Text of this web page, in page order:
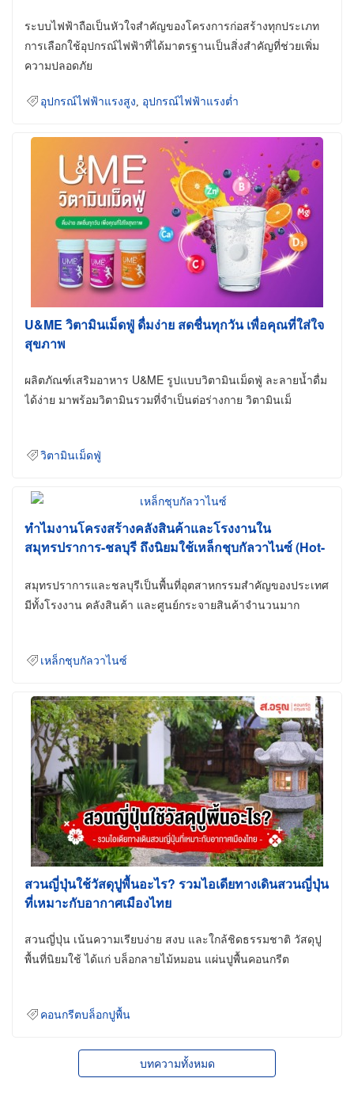
ระบบไฟฟ้าถือเป็นหัวใจสำคัญของโครงการก่อสร้างทุกประเภท
การเลือกใช้อุปกรณ์ไฟฟ้าที่ได้มาตรฐานเป็นสิ่งสำคัญที่ช่วยเพิ่ม
ความปลอดภัย
อุปกรณ์ไฟฟ้าแรงสูง อุปกรณ์ไฟฟ้าแรงต่ำ
U&ME วิตามินเม็ดฟู่ ดื่มง่าย สดชื่นทุกวัน เพื่อคุณที่ใส่ใจ
สุขภาพ
ผลิตภัณฑ์เสริมอาหาร U&ME รูปแบบวิตามินเม็ดฟู่ ละลายน้ำดื่ม
ได้ง่าย มาพร้อมวิตามินรวมที่จำเป็นต่อร่างกาย วิตามินเม็
วิตามินเม็ดฟู่
ทำไมงานโครงสร้างคลังสินค้าและโรงงานใน
สมุทรปราการ-ชลบุรี ถึงนิยมใช้เหล็กชุบกัลวาไนซ์ (Hot-
สมุทรปราการและชลบุรีเป็นพื้นที่อุตสาหกรรมสำคัญของประเทศ
มีทั้งโรงงาน คลังสินค้า และศูนย์กระจายสินค้าจำนวนมาก
เหล็กชุบกัลวาไนซ์
สวนญี่ปุ่นใช้วัสดุปูพื้นอะไร? รวมไอเดียทางเดินสวนญี่ปุ่น
ที่เหมาะกับอากาศเมืองไทย
สวนญี่ปุ่น เน้นความเรียบง่าย สงบ และใกล้ชิดธรรมชาติ วัสดุปู
พื้นที่นิยมใช้ ได้แก่ บล็อกลายไม้หมอน แผ่นปูพื้นคอนกรีต
คอนกรีตบล็อกปูพื้น
บทความทั้งหมด